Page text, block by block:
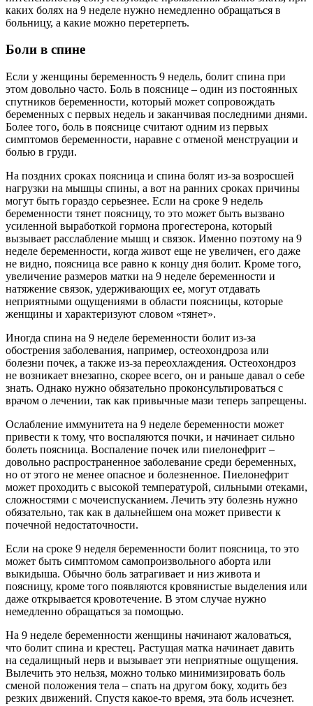
каких болях на 9 неделе нужно немедленно обращаться в
больницу, а какие можно перетерпеть.
Боли в спине
Если у женщины беременность 9 недель, болит спина при
этом довольно часто. Боль в пояснице – один из постоянных
спутников беременности, который может сопровождать
беременных с первых недель и заканчивая последними днями.
Более того, боль в пояснице считают одним из первых
симптомов беременности, наравне с отменой менструации и
болью в груди.
На поздних сроках поясница и спина болят из-за возросшей
нагрузки на мышцы спины, а вот на ранних сроках причины
могут быть гораздо серьезнее. Если на сроке 9 недель
беременности тянет поясницу, то это может быть вызвано
усиленной выработкой гормона прогестерона, который
вызывает расслабление мышц и связок. Именно поэтому на 9
неделе беременности, когда живот еще не увеличен, его даже
не видно, поясница все равно к концу дня болит. Кроме того,
увеличение размеров матки на 9 неделе беременности и
натяжение связок, удерживающих ее, могут отдавать
неприятными ощущениями в области поясницы, которые
женщины и характеризуют словом «тянет».
Иногда спина на 9 неделе беременности болит из-за
обострения заболевания, например, остеохондроза или
болезни почек, а также из-за переохлаждения. Остеохондроз
не возникает внезапно, скорее всего, он и раньше давал о себе
знать. Однако нужно обязательно проконсультироваться с
врачом о лечении, так как привычные мази теперь запрещены.
Ослабление иммунитета на 9 неделе беременности может
привести к тому, что воспаляются почки, и начинает сильно
болеть поясница. Воспаление почек или пиелонефрит –
довольно распространенное заболевание среди беременных,
но от этого не менее опасное и болезненное. Пиелонефрит
может проходить с высокой температурой, сильными отеками,
сложностями с мочеиспусканием. Лечить эту болезнь нужно
обязательно, так как в дальнейшем она может привести к
почечной недостаточности.
Если на сроке 9 неделя беременности болит поясница, то это
может быть симптомом самопроизвольного аборта или
выкидыша. Обычно боль затрагивает и низ живота и
поясницу, кроме того появляются кровянистые выделения или
даже открывается кровотечение. В этом случае нужно
немедленно обращаться за помощью.
На 9 неделе беременности женщины начинают жаловаться,
что болит спина и крестец. Растущая матка начинает давить
на седалищный нерв и вызывает эти неприятные ощущения.
Вылечить это нельзя, можно только минимизировать боль
сменой положения тела – спать на другом боку, ходить без
резких движений. Спустя какое-то время, эта боль исчезнет.